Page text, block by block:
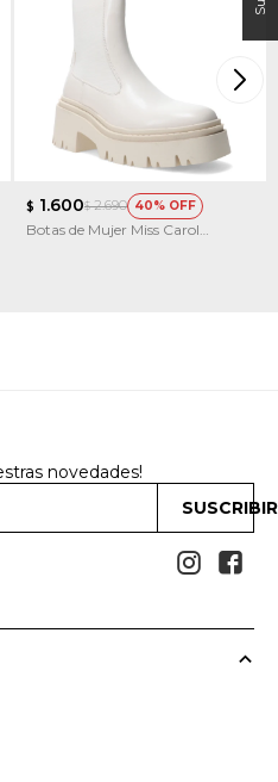
$ 1.600$ 2.690 40
Botas de Mujer Miss Carol
novedades!
 